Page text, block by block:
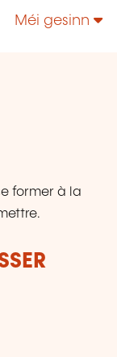
métiers, à
Méi gesinn
former à la